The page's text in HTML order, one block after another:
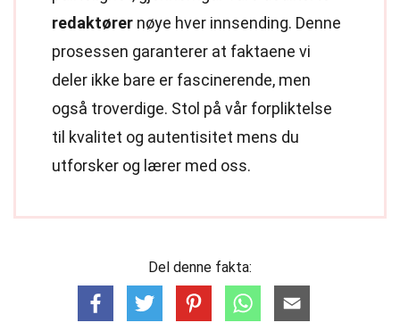
redaktører nøye hver innsending. Denne
prosessen garanterer at faktaene vi
deler ikke bare er fascinerende, men
også troverdige. Stol på vår forpliktelse
til kvalitet og autentisitet mens du
utforsker og lærer med oss.
Del denne fakta: